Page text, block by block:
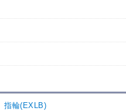
指輪(EXLB)